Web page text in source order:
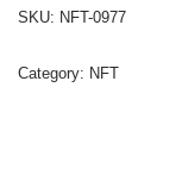
SKU: NFT-0977
Category: NFT